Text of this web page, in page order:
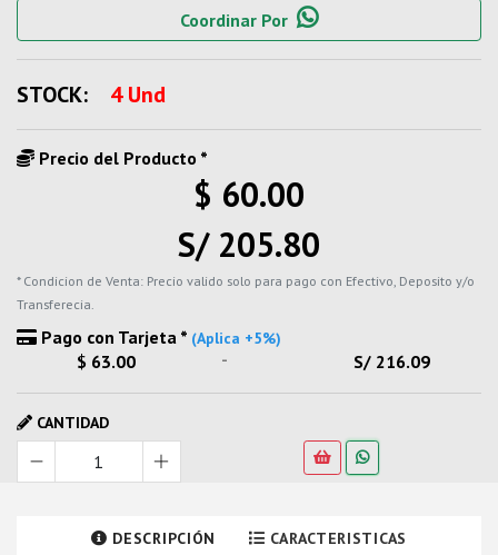
Coordinar Por
STOCK: 4 Und
Precio del Producto *
$ 60.00
S/ 205.80
* Condicion de Venta: Precio valido solo para pago con Efectivo, Deposito y/o
Transferecia.
Pago con Tarjeta * (Aplica +5%)
$ 63.00 - S/ 216.09
CANTIDAD
DESCRIPCIÓN CARACTERISTICAS